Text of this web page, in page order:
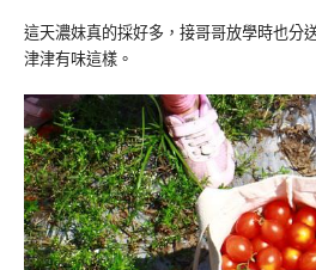
這天濃妹真的採好多，接哥哥放學時也分
津津有味這樣。